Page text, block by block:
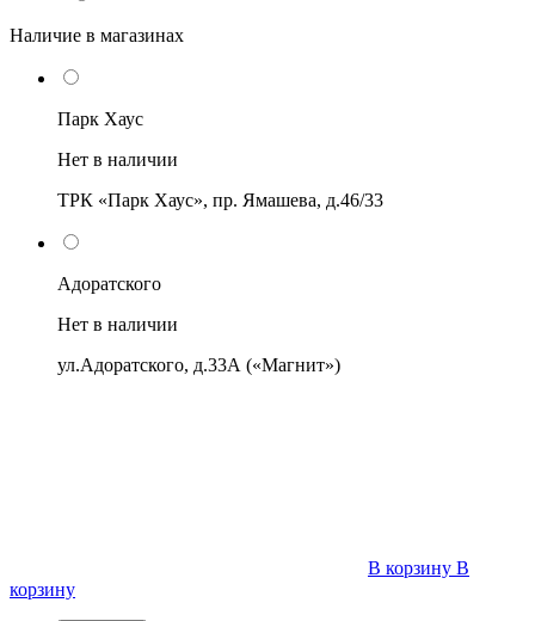
Наличие в магазинах
Парк Хаус
Нет в наличии
ТРК «Парк Хаус», пр. Ямашева, д.46/33
Адоратского
Нет в наличии
ул.Адоратского, д.33А («Магнит»)
В корзину В
корзину